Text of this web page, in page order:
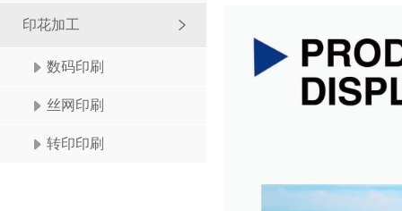
印花加工
数码印刷
丝网印刷
转印印刷